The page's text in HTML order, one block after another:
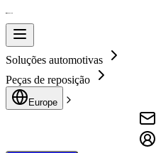
Soluções automotivas
Peças de reposição
Europe